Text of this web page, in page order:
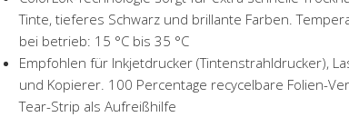
Tinte, tieferes Schwarz und brillante Farben.
bei betrieb: 15 °C bis 35 °C
Empfohlen für Inkjetdrucker (Tintenstrahldrucker),
und Kopierer. 100 Percentage recycelbare Folien-
Tear-Strip als Aufreißhilfe